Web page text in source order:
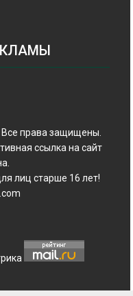
права защищены.
ссылка на сайт
лиц старше 16 лет!